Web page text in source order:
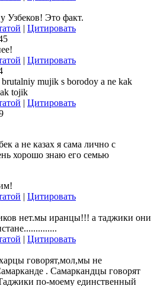
Узбеков! Это факт.
| Цитировать
| Цитировать
mujik s borodoy a ne kak
tojik
| Цитировать
а не казах я сама лично с
хорошо знаю его семью
| Цитировать
нет.мы иранцы!!! а таджики они
| Цитировать
говорят,мол,мы не
. Самаркандцы говорят
по-моему единственный